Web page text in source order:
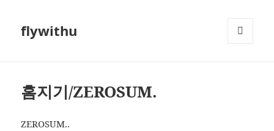
flywithu
홈지기/ZEROSUM.
ZEROSUM..